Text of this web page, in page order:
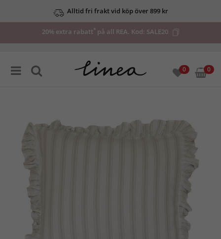
Alltid fri frakt vid köp över 899 kr
20% extra rabatt*på all REA. Kod: SALE20
0 0